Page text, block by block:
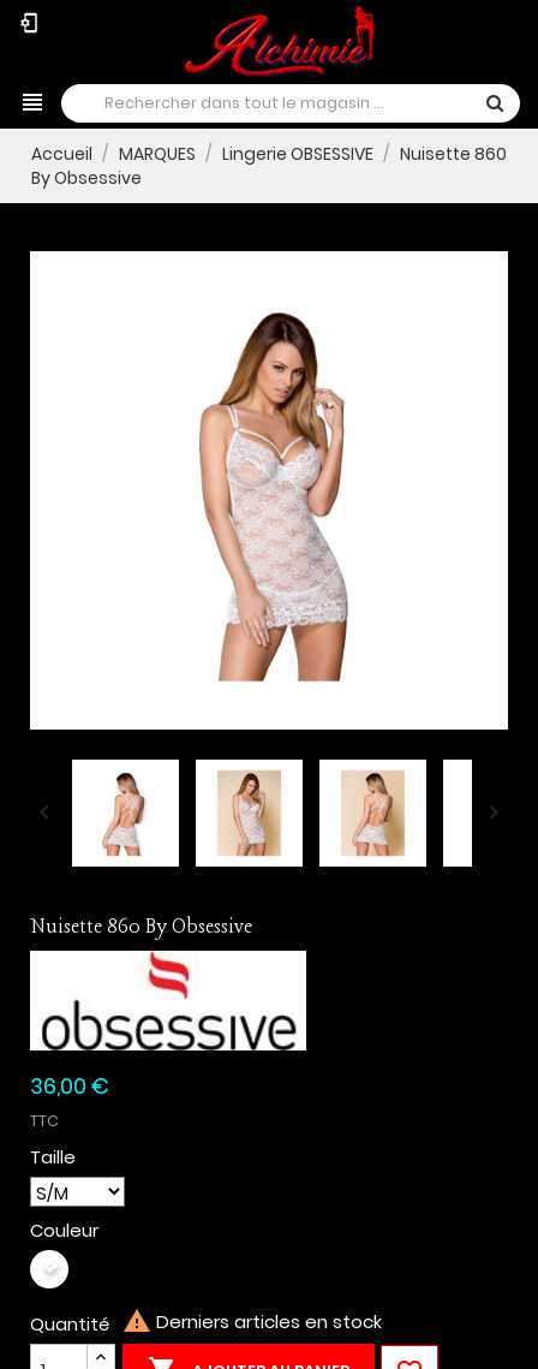
phonelink_setup
view_headline
Accueil MARQUES Lingerie OBSESSIVE
Nuisette 860
By Obsessive
 
Nuisette 860 By Obsessive
36,00 €
TTC
Taille
Couleur
Blanc
Quantité  Derniers articles en stock